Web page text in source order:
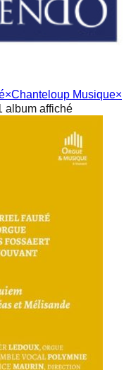
×Chanteloup Musique×
album affiché